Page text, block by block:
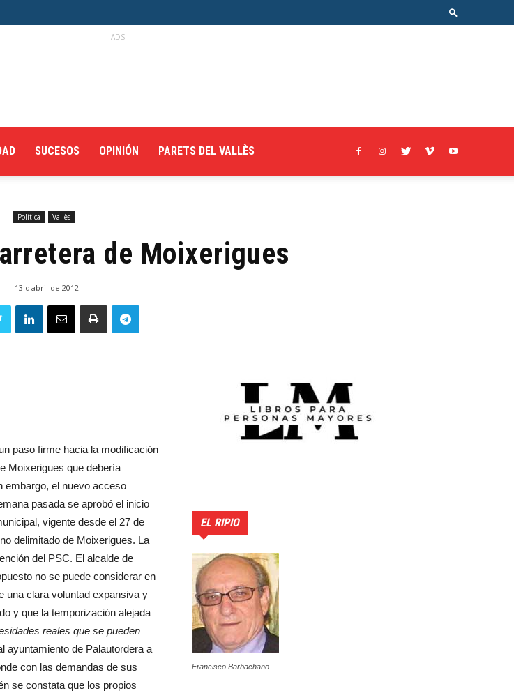
ADS
SUCESOS OPINIÓN PARETS DEL VALLÈS
Política Vallès
de Moixerigues
13 d'abril de 2012
paso firme hacia la modificación
Moixerigues que debería
embargo, el nuevo acceso
pasada se aprobó el inicio
vigente desde el 27 de
delimitado de Moixerigues. La
del PSC. El alcalde de
no se puede considerar en
una clara voluntad expansiva y
y que la temporización alejada
reales que se pueden
ayuntamiento de Palautordera a
con las demandas de sus
se constata que los propios
EL RIPIO
Francisco Barbachano